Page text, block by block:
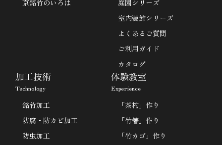
京銘竹のいろは
庭園シリーズ
室内装飾シリーズ
よくあるご質問
ご利用ガイド
カタログ
加工技術
Technology
銘竹加工
防腐・防カビ加工
防虫加工
体験教室
Experience
「茶杓」作り
「竹箸」作り
「竹カゴ」作り